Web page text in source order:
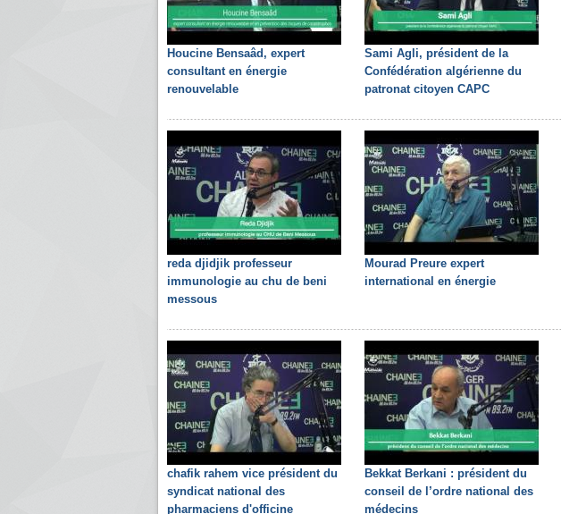
Houcine Bensaâd, expert
consultant en énergie
renouvelable
Sami Agli, président de la
Confédération algérienne du
patronat citoyen CAPC
reda djidjik professeur
immunologie au chu de beni
messous
Mourad Preure expert
international en énergie
chafik rahem vice président du
syndicat national des
pharmaciens d'officine
Bekkat Berkani : président du
conseil de l’ordre national des
médecins